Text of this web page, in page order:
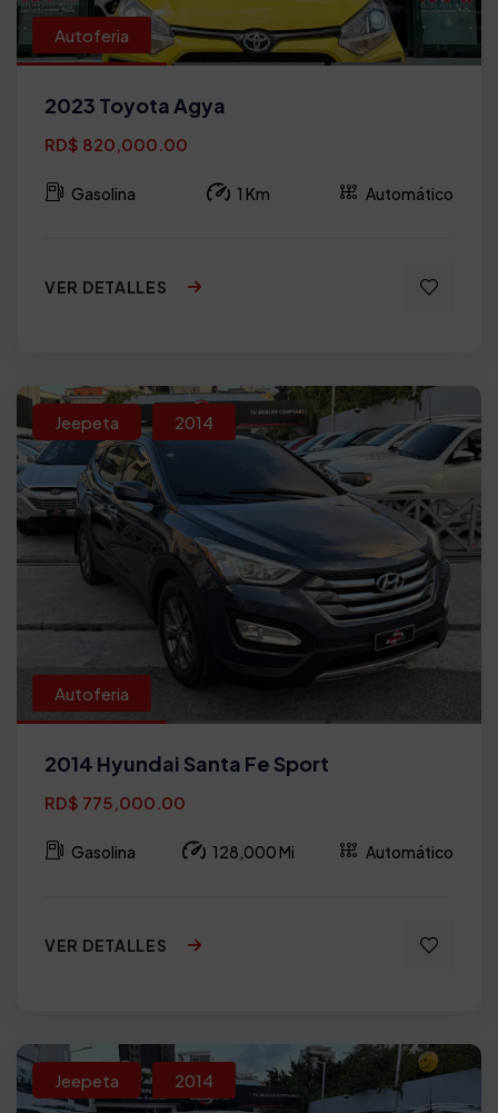
Autoferia
2023 Toyota Agya
RD$ 820,000.00
Gasolina 1 Km Automático
VER DETALLES
Jeepeta 2014
Autoferia
2014 Hyundai Santa Fe Sport
RD$ 775,000.00
Gasolina 128,000 Mi Automático
VER DETALLES
Jeepeta 2014